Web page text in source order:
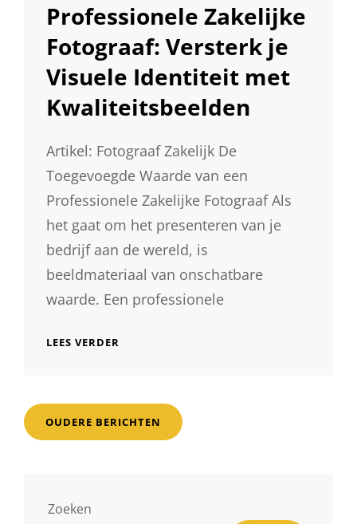
Professionele Zakelijke
Fotograaf: Versterk je
Visuele Identiteit met
Kwaliteitsbeelden
Artikel: Fotograaf Zakelijk De
Toegevoegde Waarde van een
Professionele Zakelijke Fotograaf Als
het gaat om het presenteren van je
bedrijf aan de wereld, is
beeldmateriaal van onschatbare
waarde. Een professionele
LEES VERDER
JE
VISUELE
IDENTITEIT
Berichtnavigatie
OUDERE BERICHTEN
Zoeken